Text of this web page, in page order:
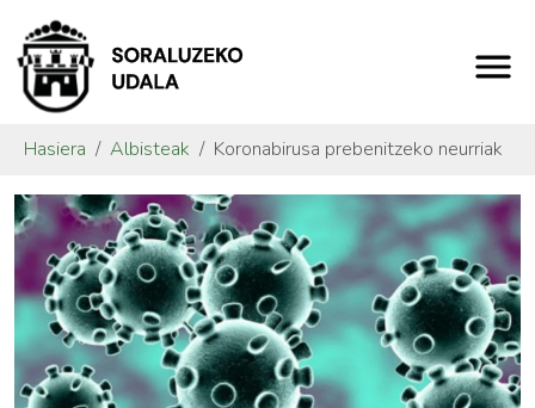
Hasiera Albisteak Koronabirusa prebenitzeko neurriak